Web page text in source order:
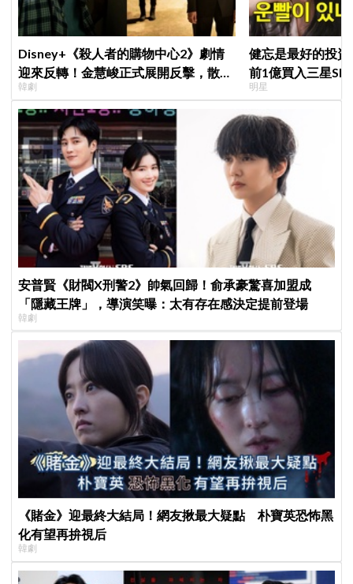
Disney+《殺人者的購物中心2》劇情
迎來反轉！金慧峻正式展開反擊，散發
「叔叔李棟旭」般強大氣場
韓劇
健忘是最好的投資
前1億買入三星SK
倍」，最近變現
明星
安普賢《財閥X刑警2》帥氣回歸！俞承豪驚喜加盟成
「隱藏王牌」，導演笑曝：太有存在感決定提前登場
韓劇
《賭金》迎最終大結局！網友揪最大疑點 朴寶英恐怖黑
化有望再拚視后
韓劇